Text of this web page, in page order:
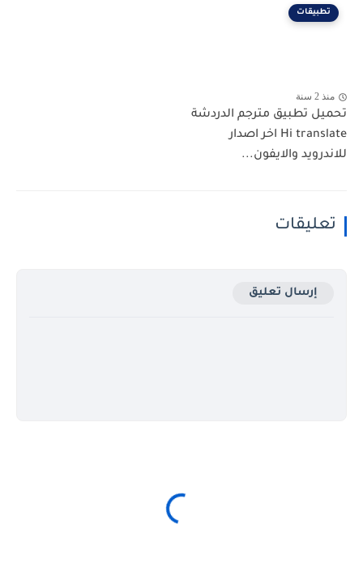
تطبيقات
منذ 2 سنة
تحميل تطبيق مترجم الدردشة
Hi translate اخر اصدار
للاندرويد والايفون...
تعليقات
إرسال تعليق